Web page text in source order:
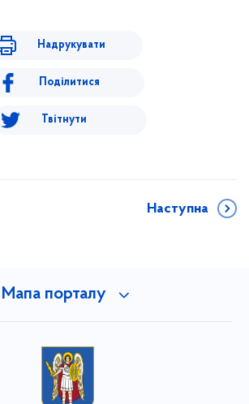
Надрукувати
Поділитися
Твітнути
Наступна
Мапа порталу